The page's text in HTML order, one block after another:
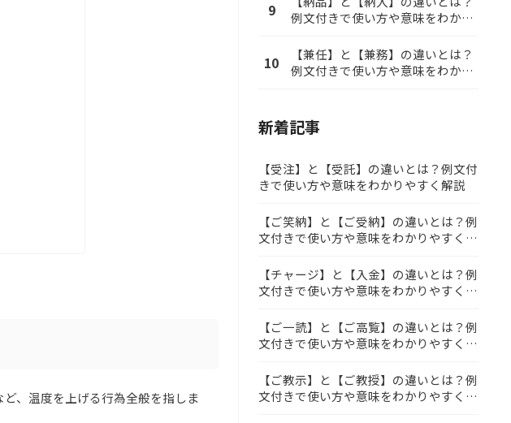
、温度を上げる行為全般を指しま
9
例文付きで使い方や意味をわかり
10
【兼任】と【兼務】の違いとは？
例文付きで使い方や意味をわかり
新着記事
【受注】と【受託】の違いとは？例文付
きで使い方や意味をわかりやすく解説
【ご笑納】と【ご受納】の違いとは？例
文付きで使い方や意味をわかりやすく解
【チャージ】と【入金】の違いとは？例
文付きで使い方や意味をわかりやすく解
【ご一読】と【ご高覧】の違いとは？例
文付きで使い方や意味をわかりやすく解
【ご教示】と【ご教授】の違いとは？例
文付きで使い方や意味をわかりやすく解